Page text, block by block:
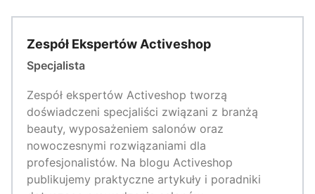
Zespół Ekspertów Activeshop
Specjalista
Zespół ekspertów Activeshop tworzą
doświadczeni specjaliści związani z branżą
beauty, wyposażeniem salonów oraz
nowoczesnymi rozwiązaniami dla
profesjonalistów. Na blogu Activeshop
publikujemy praktyczne artykuły i poradniki